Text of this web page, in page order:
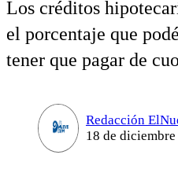
Los créditos
el porcentaje que
tener que pagar de
Redacción
18 de